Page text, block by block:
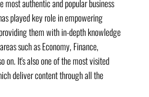
most authentic and popular business
played key role in empowering
them with in-depth knowledge
such as Economy, Finance,
on. It's also one of the most visited
deliver content through all the